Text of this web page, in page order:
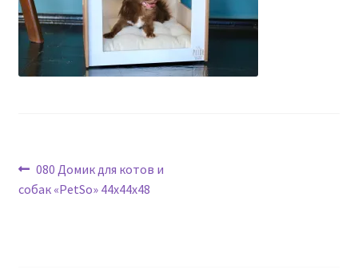
Навигация
по
Предыдущая
запись:
080 Домик для котов и
собак «PetSo» 44х44х48